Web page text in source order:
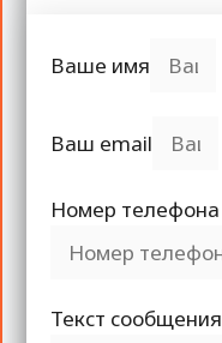
Ваше имя
Ваш email
Номер телефона
Текст сообщения